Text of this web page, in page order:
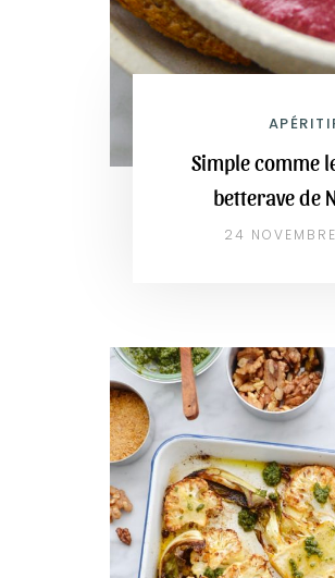
Simple comme
betterave de
24